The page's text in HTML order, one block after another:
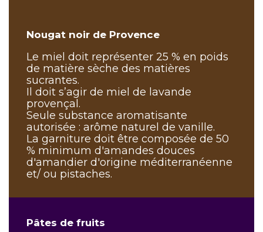
Nougat noir de Provence
Le miel doit représenter 25 % en poids
de matière sèche des matières
sucrantes.
Il doit s’agir de miel de lavande
provençal.
Seule substance aromatisante
autorisée : arôme naturel de vanille.
La garniture doit être composée de 50
% minimum d'amandes douces
d'amandier d'origine méditerranéenne
et/ ou pistaches.
Pâtes de fruits